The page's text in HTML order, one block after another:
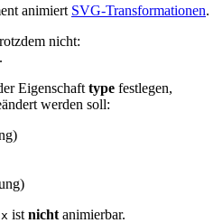
animiert SVG-Transformationen.
nicht:
.
Eigenschaft type festlegen,
werden soll:
ist nicht animierbar.